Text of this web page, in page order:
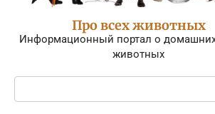
Про всех животных
Информационный портал о
животных
Поиск: